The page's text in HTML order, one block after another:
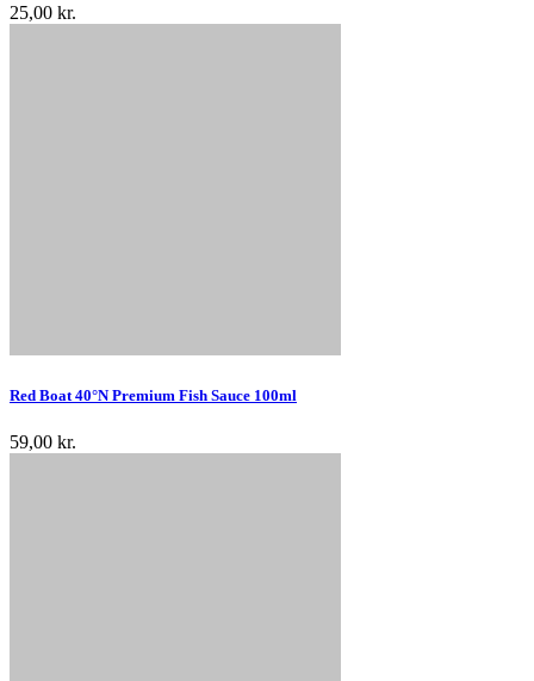
25,00 kr.
Red Boat 40°N Premium Fish Sauce 100ml
59,00 kr.